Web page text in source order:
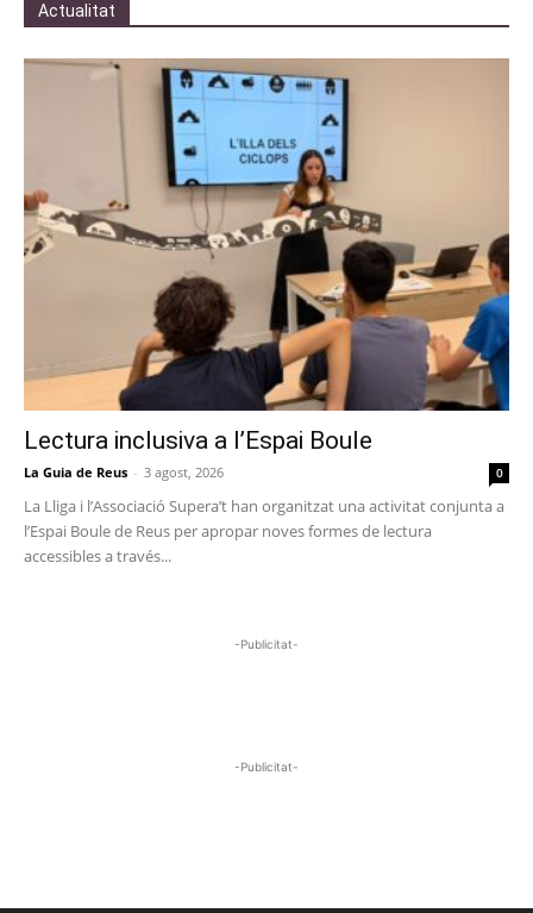
Actualitat
Lectura inclusiva a l’Espai Boule
La Guia de Reus - 3 agost, 2026 0
La Lliga i l’Associació Supera’t han organitzat una activitat conjunta a
l’Espai Boule de Reus per apropar noves formes de lectura
accessibles a través...
-Publicitat-
-Publicitat-